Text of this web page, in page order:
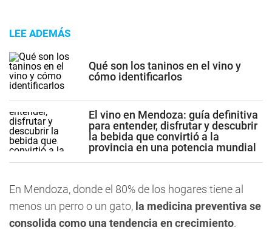
LEE ADEMÁS
Qué son los taninos en el vino y
cómo identificarlos
El vino en Mendoza: guía definitiva
para entender, disfrutar y descubrir
la bebida que convirtió a la
provincia en una potencia mundial
En Mendoza, donde el 80% de los hogares tiene al
menos un perro o un gato, la medicina preventiva se
consolida como una tendencia en crecimiento.